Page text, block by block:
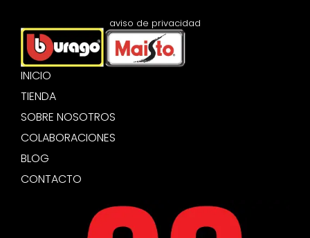
INICIO
TIENDA
SOBRE NOSOTROS
COLABORACIONES
BLOG
CONTACTO
aviso de privacidad